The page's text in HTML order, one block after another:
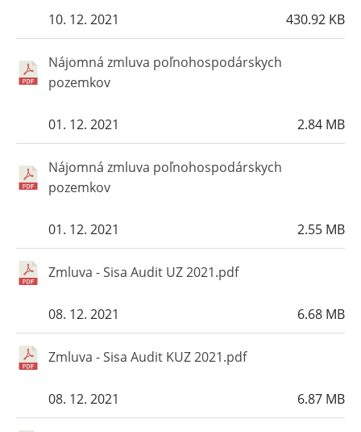
430.92 KB
10. 12. 2021
Nájomná zmluva poľnohospodárskych
pozemkov
2.84 MB
01. 12. 2021
Nájomná zmluva poľnohospodárskych
pozemkov
2.55 MB
01. 12. 2021
Zmluva - Sisa Audit UZ 2021.pdf
6.68 MB
08. 12. 2021
Zmluva - Sisa Audit KUZ 2021.pdf
6.87 MB
08. 12. 2021